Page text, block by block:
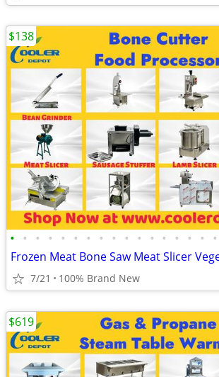
• • • • • • • • • • • • • • • • •
7/21 100% Brand New
$138
$619